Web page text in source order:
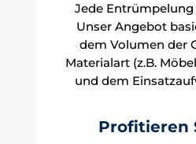
Jede
Unser Angebot
dem Volumen der
Materialart (z.B.
und dem
Profitieren